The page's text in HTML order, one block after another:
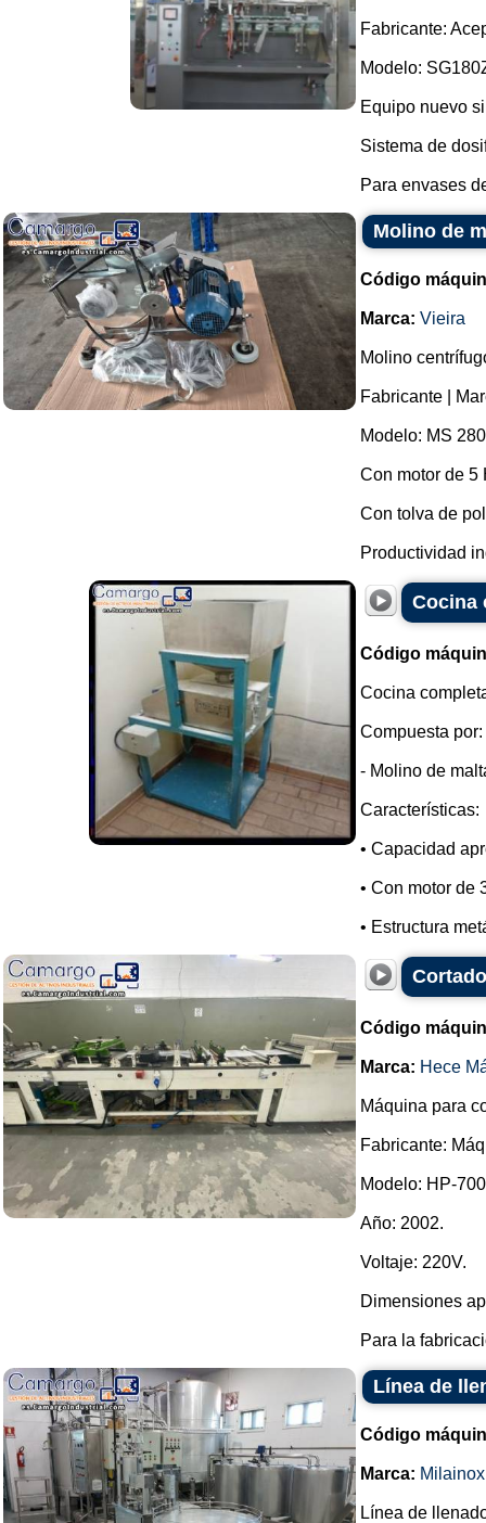
Fabricante:
Modelo:
Equipo nuevo
Sistema de
Para envases
Molino de
Código
Marca: Vieira
Molino
Fabricante |
Modelo: MS
Con motor de 5
Con tolva de
Productividad
Cocina
Código
Cocina
Compuesta por:
- Molino de
Características:
• Capacidad
• Con motor de
• Estructura
Código
Marca: Hece
Máquina para
Fabricante:
Modelo: HP-
Año: 2002.
Voltaje: 220V.
Dimensiones
Para la
Línea de
Código
Marca: Milainox
Línea de